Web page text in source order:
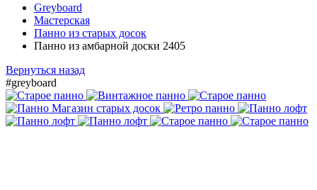
Greyboard
Мастерская
Панно из старых досок
Панно из амбарной доски 2405
Вернуться назад
#greyboard